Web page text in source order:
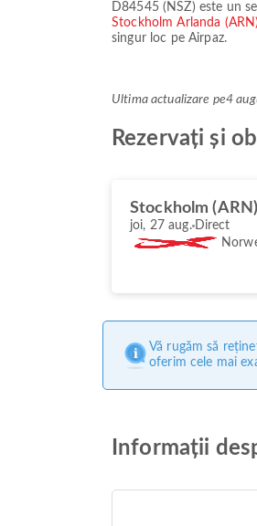
D84545( NSZ) este un
Stockholm Arlanda
singur loc pe Airpaz.
Ultima actualizare pe4
Rezervați și
Stockholm (ARN)
joi, 27 aug. Direct
Vă rugăm să
oferim cele mai
Informații